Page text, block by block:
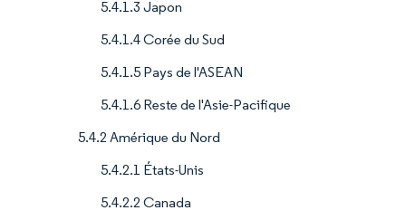
5.4.1.3 Japon
5.4.1.4 Corée du Sud
5.4.1.5 Pays de l'ASEAN
5.4.1.6 Reste de l'Asie-Pacifique
5.4.2 Amérique du Nord
5.4.2.1 États-Unis
5.4.2.2 Canada